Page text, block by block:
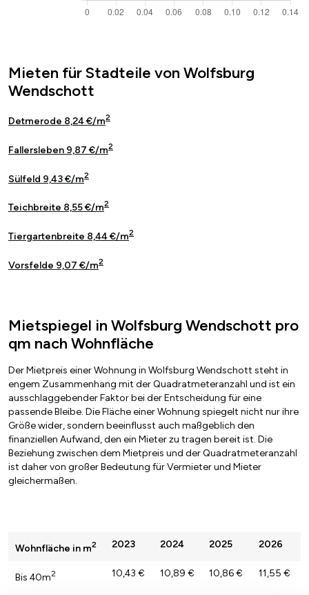
Mieten für Stadteile von Wolfsburg
Wendschott
Detmerode 8,24 €/m2
Fallersleben 9,87 €/m2
Sülfeld 9,43 €/m2
Teichbreite 8,55 €/m2
Tiergartenbreite 8,44 €/m2
Vorsfelde 9,07 €/m2
Mietspiegel in Wolfsburg Wendschott pro
qm nach Wohnfläche
Der Mietpreis einer Wohnung in Wolfsburg Wendschott steht in
engem Zusammenhang mit der Quadratmeteranzahl und ist ein
ausschlaggebender Faktor bei der Entscheidung für eine
passende Bleibe. Die Fläche einer Wohnung spiegelt nicht nur ihre
Größe wider, sondern beeinflusst auch maßgeblich den
finanziellen Aufwand, den ein Mieter zu tragen bereit ist. Die
Beziehung zwischen dem Mietpreis und der Quadratmeteranzahl
ist daher von großer Bedeutung für Vermieter und Mieter
gleichermaßen.
Wohnfläche in m2 2023 2024 2025 2026
Bis 40m2 10,43 € 10,89 € 10,86 € 11,55 €